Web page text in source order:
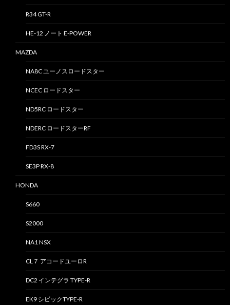
R34 GT-R
HE-12 ノート E-POWER
MAZDA
NA8C ユーノスロードスター
NCEC ロードスター
ND5RC ロードスター
NDERC ロードスターRF
FD3S RX-7
SE3P RX-8
HONDA
S660
S2000
NA1 NSX
CL７ アコードユーロR
DC2 インテグラ TYPE-R
EK9 シビックTYPE-R